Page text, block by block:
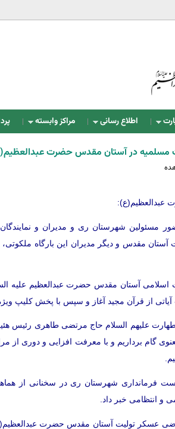
اطلاع رسانی مراکز وابسته
مسلميه در آستان مقدس حضرت
عبدالعظيم(ع):
مسئولين شهرستان ری و مديران و
آستان مقدس و دیگر مدیران این بارگاه
اسلامی آستان مقدس حضرت عبدالعظیم عليه
آیاتی از قرآن مجید آغاز و سپس با پخش کلیپ
علیهم السلام حاج مرتضی طاهری رئیس
گام برداریم و با معرفت افزایی و دوری از
فرمانداری شهرستان ری در سخنانی از
و انتظامی خبر داد.
عسکر تولیت آستان مقدس حضرت